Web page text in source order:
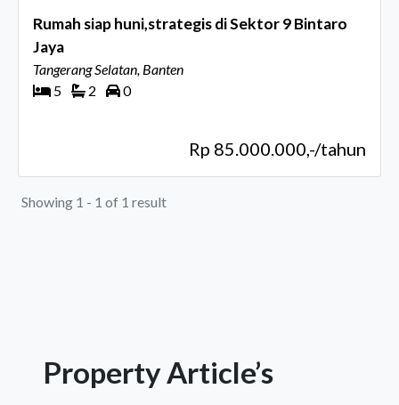
Rumah siap huni,strategis di Sektor 9 Bintaro
Jaya
Tangerang Selatan, Banten
5
2 0
Rp 85.000.000,-/tahun
Showing 1 - 1 of 1 result
Property Article’s